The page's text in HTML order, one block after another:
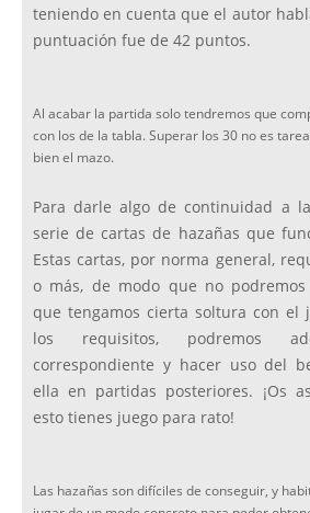
teniendo en cuenta que el autor
puntuación fue de 42 puntos.
Al acabar la partida solo tendremos que
con los de la tabla. Superar los 30 no es
bien el mazo.
Para darle algo de continuidad a
serie de cartas de hazañas que
Estas cartas, por norma general,
o más, de modo que no podremos
que tengamos cierta soltura con el
los requisitos, podremos
correspondiente y hacer uso del
ella en partidas posteriores. ¡Os
esto tienes juego para rato!
Las hazañas son difíciles de conseguir, y